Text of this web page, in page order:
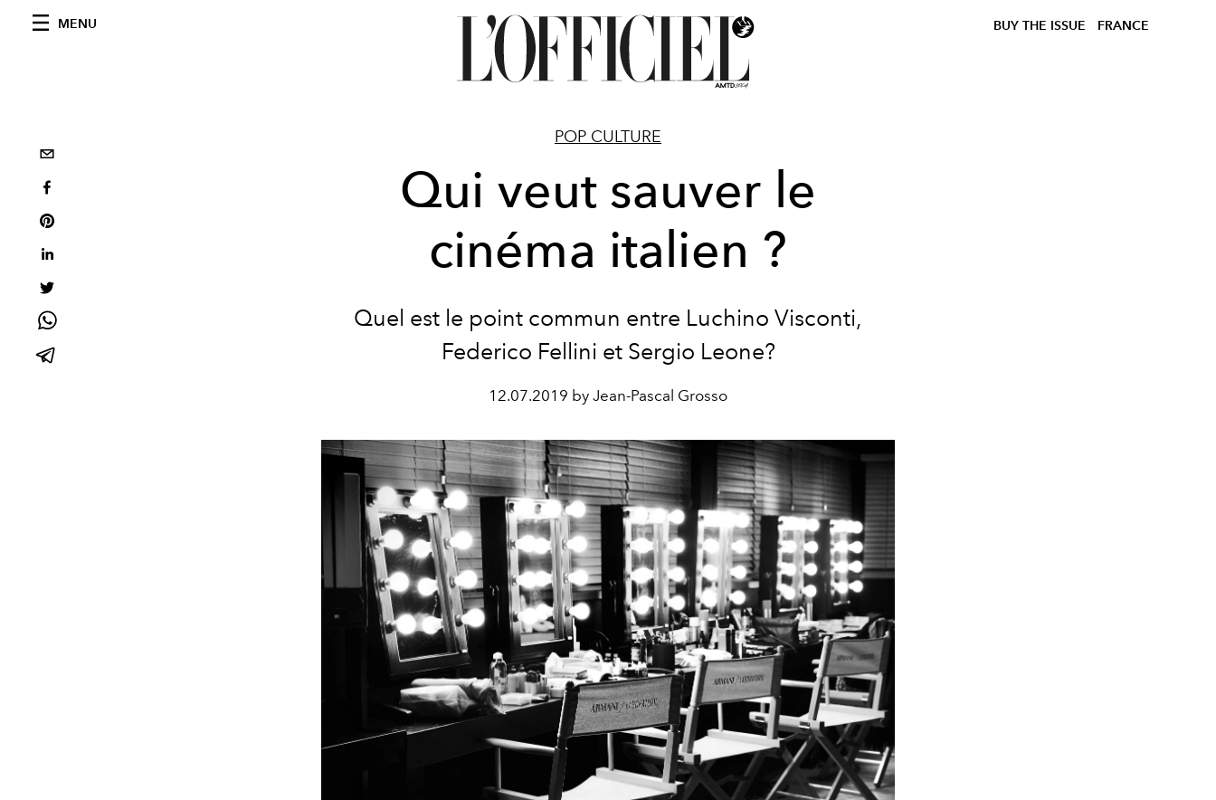
MENU BUY THE ISSUE FRANCE
POP CULTURE
Qui veut sauver le
cinéma italien ?
Quel est le point commun entre Luchino Visconti,
Federico Fellini et Sergio Leone?
12.07.2019 by Jean-Pascal Grosso